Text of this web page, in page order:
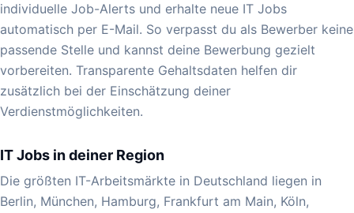
individuelle Job-Alerts und erhalte neue IT Jobs
automatisch per E-Mail. So verpasst du als Bewerber keine
passende Stelle und kannst deine Bewerbung gezielt
vorbereiten. Transparente Gehaltsdaten helfen dir
zusätzlich bei der Einschätzung deiner
Verdienstmöglichkeiten.
IT Jobs in deiner Region
Die größten IT-Arbeitsmärkte in Deutschland liegen in
Berlin, München, Hamburg, Frankfurt am Main, Köln,